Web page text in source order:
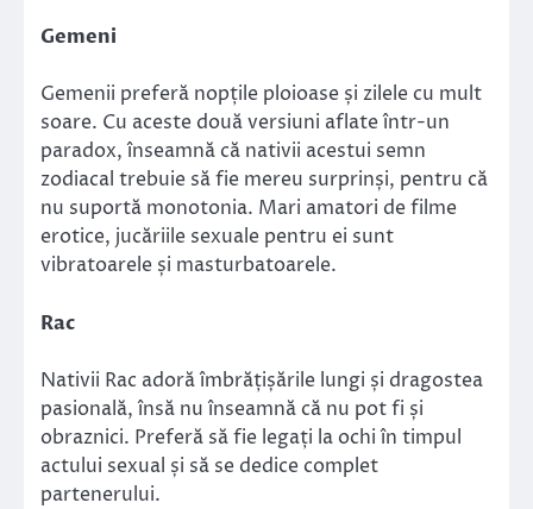
Gemeni
Gemenii preferă nopțile ploioase și zilele cu mult
soare. Cu aceste două versiuni aflate într-un
paradox, înseamnă că nativii acestui semn
zodiacal trebuie să fie mereu surprinși, pentru că
nu suportă monotonia. Mari amatori de filme
erotice, jucăriile sexuale pentru ei sunt
vibratoarele și masturbatoarele.
Rac
Nativii Rac adoră îmbrățișările lungi și dragostea
pasională, însă nu înseamnă că nu pot fi și
obraznici. Preferă să fie legați la ochi în timpul
actului sexual și să se dedice complet
partenerului.